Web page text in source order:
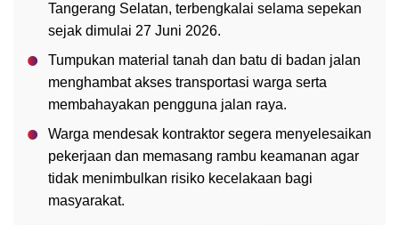
Tangerang Selatan, terbengkalai selama sepekan
sejak dimulai 27 Juni 2026.
Tumpukan material tanah dan batu di badan jalan
menghambat akses transportasi warga serta
membahayakan pengguna jalan raya.
Warga mendesak kontraktor segera menyelesaikan
pekerjaan dan memasang rambu keamanan agar
tidak menimbulkan risiko kecelakaan bagi
masyarakat.